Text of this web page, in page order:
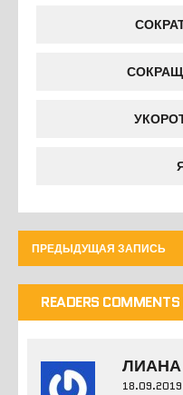
ПРЕДЫДУЩАЯ ЗАПИСЬ
READERS
ЛИАНА